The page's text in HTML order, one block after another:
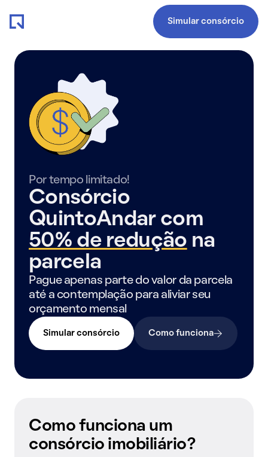
Simular consórcio
Por tempo limitado!
Consórcio
QuintoAndar com
50% de redução na
parcela
Pague apenas parte do valor da parcela
até a contemplação para aliviar seu
orçamento mensal
Simular consórcio Como funciona
Como funciona um
consórcio imobiliário?